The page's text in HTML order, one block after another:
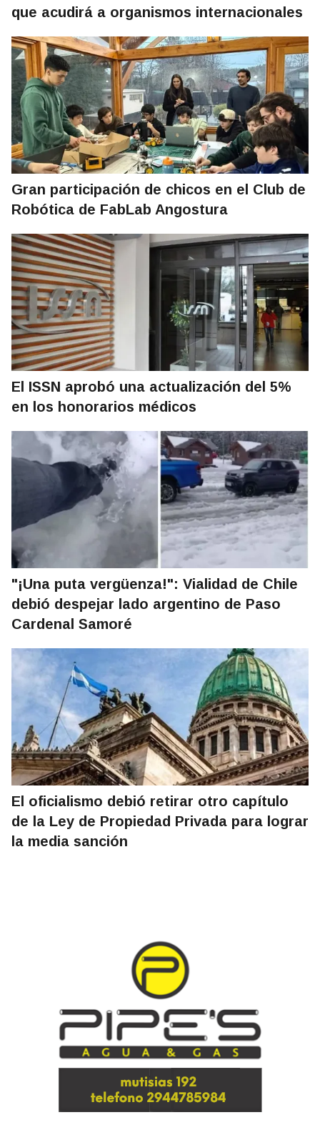
que acudirá a organismos internacionales
Gran participación de chicos en el Club de
Robótica de FabLab Angostura
El ISSN aprobó una actualización del 5%
en los honorarios médicos
"¡Una puta vergüenza!": Vialidad de Chile
debió despejar lado argentino de Paso
Cardenal Samoré
El oficialismo debió retirar otro capítulo
de la Ley de Propiedad Privada para lograr
la media sanción